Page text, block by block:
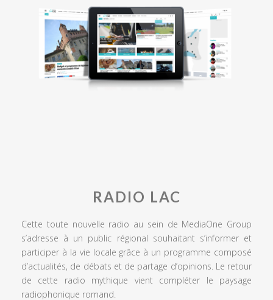
RADIO LAC
Cette toute nouvelle radio au sein de MediaOne Group
s’adresse à un public régional souhaitant s’informer et
participer à la vie locale grâce à un programme composé
d’actualités, de débats et de partage d’opinions. Le retour
de cette radio mythique vient compléter le paysage
radiophonique romand.